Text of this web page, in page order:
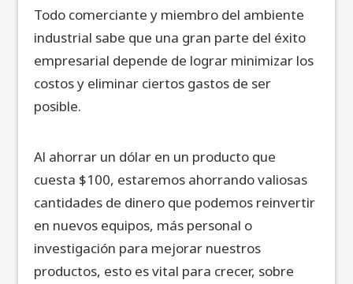
Todo comerciante y miembro del ambiente
industrial sabe que una gran parte del éxito
empresarial depende de lograr minimizar los
costos y eliminar ciertos gastos de ser
posible.
Al ahorrar un dólar en un producto que
cuesta $100, estaremos ahorrando valiosas
cantidades de dinero que podemos reinvertir
en nuevos equipos, más personal o
investigación para mejorar nuestros
productos, esto es vital para crecer, sobre